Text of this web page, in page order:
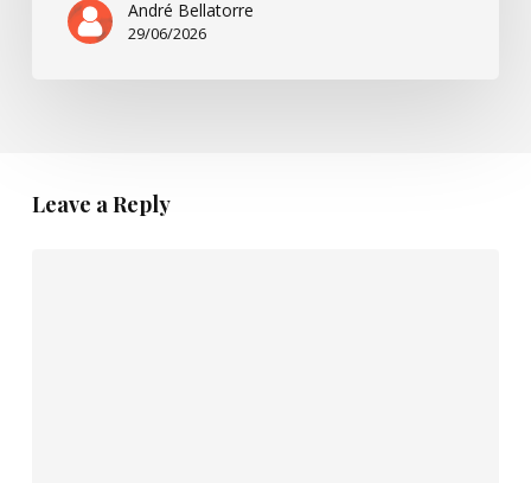
André Bellatorre
29/06/2026
Leave a Reply